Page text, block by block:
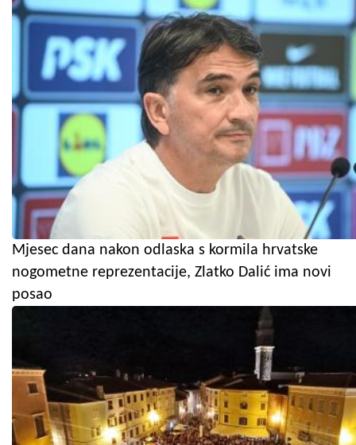
Mjesec dana nakon odlaska s kormila hrvatske
nogometne reprezentacije, Zlatko Dalić ima novi
posao